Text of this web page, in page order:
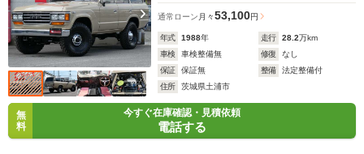
通常ローン 月々53,100円
年式 1988年 走行 28.2万km
車検
車検整備無 修復
なし
保証
保証無 整備
法定整備付
住所
茨城県土浦市
無
料
今すぐ在庫確認・見積依頼
電話する